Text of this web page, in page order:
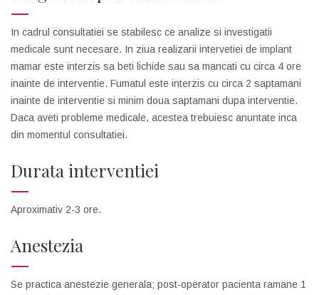
In cadrul consultatiei se stabilesc ce analize si investigatii
medicale sunt necesare. In ziua realizarii intervetiei de implant
mamar este interzis sa beti lichide sau sa mancati cu circa 4 ore
inainte de interventie. Fumatul este interzis cu circa 2 saptamani
inainte de interventie si minim doua saptamani dupa interventie.
Daca aveti probleme medicale, acestea trebuiesc anuntate inca
din momentul consultatiei.
Durata interventiei
Aproximativ 2-3 ore.
Anestezia
Se practica anestezie generala; post-operator pacienta ramane 1